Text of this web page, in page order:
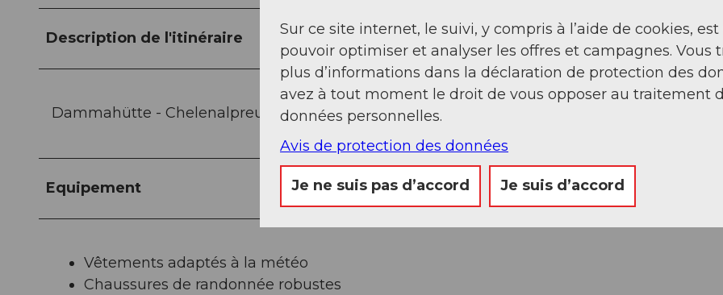
Description de l'itinéraire
Dammahütte - Chelenalpreuss - Vallée de Chelenalp - Hinter Röti - Chelenalphütte
Equipement
Vêtements adaptés à la météo
Chaussures de randonnée robustes
Sur ce site internet, le suivi, y compris à l’aide de cookies,
pouvoir optimiser et analyser les offres et campagnes. Vous
plus d’informations dans la déclaration de protection des
avez à tout moment le droit de vous opposer au traitement
données personnelles.
Avis de protection des données
Je ne suis pas d’accord Je suis d’accord